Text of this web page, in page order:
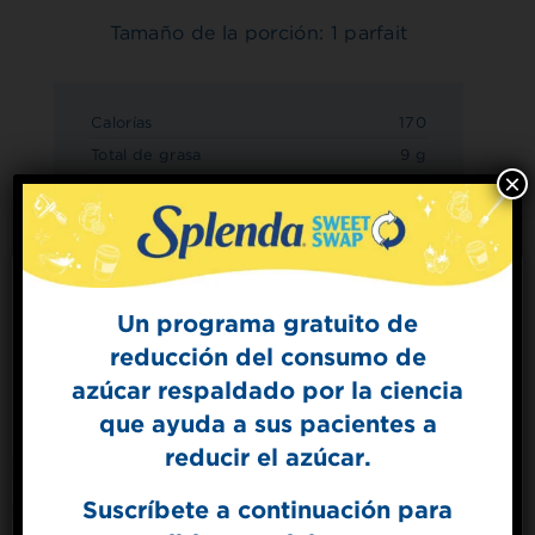
Tamaño de la porción: 1 parfait
Calorías
170
Total de grasa
9 g
Grasa saturada
4.5 g
Colesterol
15mg
Sodio
135mg
Total de carbohidratos
19 g
Fibra dietética
Azúcares
7 g
Proteína
Un programa gratuito de
reducción del consumo de
azúcar respaldado por la ciencia
que ayuda a sus pacientes a
reducir el azúcar.
Suscríbete a continuación para
×
Sign Up for
The Sweet Dish
Get mouth-watering recipes from the